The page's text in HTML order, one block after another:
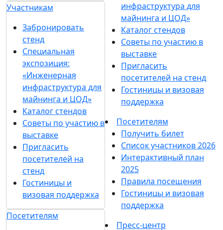
Участникам
Забронировать
стенд
Специальная
экспозиция:
«Инженерная
инфраструктура для
майнинга и ЦОД»
Каталог стендов
Советы по участию в
выставке
Пригласить
посетителей на
стенд
Гостиницы и
визовая поддержка
Посетителям
инфраструктура для
майнинга и ЦОД»
Каталог стендов
Советы по участию в
выставке
Пригласить
посетителей на стенд
Гостиницы и визовая
поддержка
Посетителям
Получить билет
Список участников 2026
Интерактивный план
2025
Правила посещения
Гостиницы и визовая
поддержка
Пресс-центр